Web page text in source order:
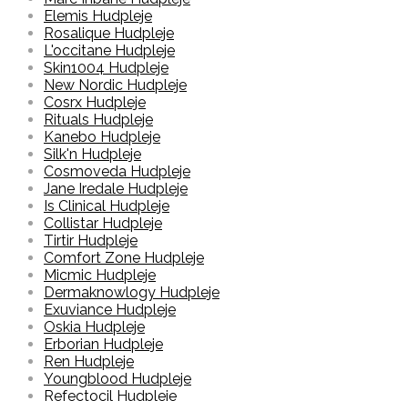
Elemis Hudpleje
Rosalique Hudpleje
L'occitane Hudpleje
Skin1004 Hudpleje
New Nordic Hudpleje
Cosrx Hudpleje
Rituals Hudpleje
Kanebo Hudpleje
Silk'n Hudpleje
Cosmoveda Hudpleje
Jane Iredale Hudpleje
Is Clinical Hudpleje
Collistar Hudpleje
Tirtir Hudpleje
Comfort Zone Hudpleje
Micmic Hudpleje
Dermaknowlogy Hudpleje
Exuviance Hudpleje
Oskia Hudpleje
Erborian Hudpleje
Ren Hudpleje
Youngblood Hudpleje
Refectocil Hudpleje